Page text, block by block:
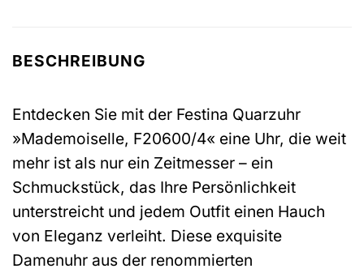
BESCHREIBUNG
Entdecken Sie mit der Festina Quarzuhr
»Mademoiselle, F20600/4« eine Uhr, die weit
mehr ist als nur ein Zeitmesser – ein
Schmuckstück, das Ihre Persönlichkeit
unterstreicht und jedem Outfit einen Hauch
von Eleganz verleiht. Diese exquisite
Damenuhr aus der renommierten